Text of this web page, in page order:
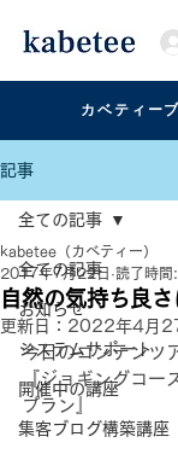
カベティー
記事
全ての記事
お知らせ
システムサポート
開催中の講座
集客ブログ構築講座
全ての記事
自然の気持ち良
kabetee（カベティー）
2017年7月22日 読了時間
更新日： 2022年4月
今日のコンテンツ
『ジョギングコー
プラン』